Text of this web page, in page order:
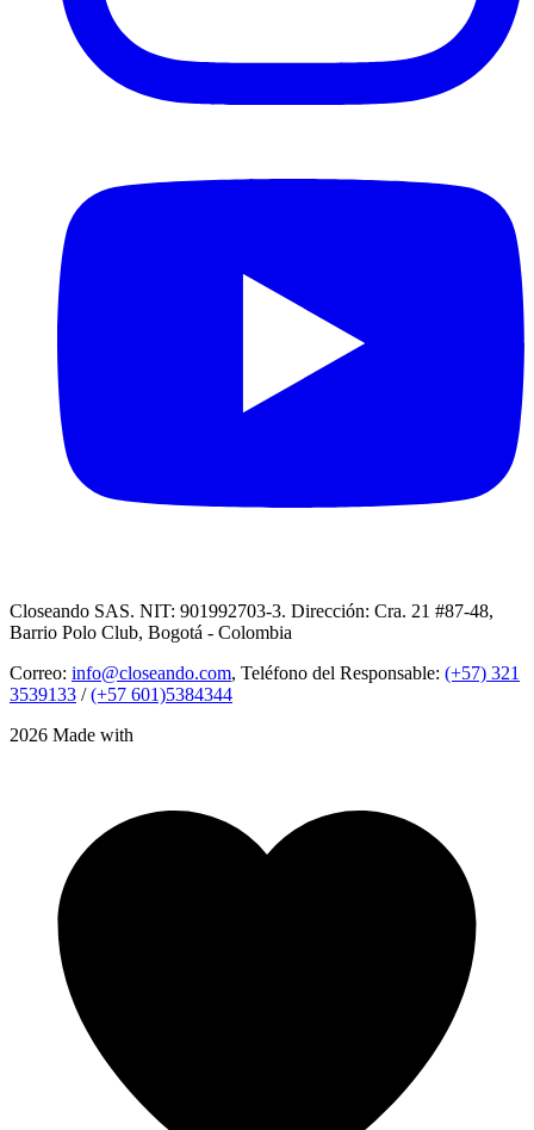
Closeando SAS. NIT: 901992703-3. Dirección: Cra. 21 #87-48,
Barrio Polo Club, Bogotá - Colombia
Correo: info@closeando.com, Teléfono del Responsable: (+57) 321
3539133 /(+57 601)5384344
2026 Made with